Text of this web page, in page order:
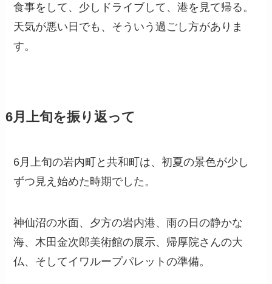
食事をして、少しドライブして、港を見て帰る。
天気が悪い日でも、そういう過ごし方がありま
す。
6月上旬を振り返って
6月上旬の岩内町と共和町は、初夏の景色が少し
ずつ見え始めた時期でした。
神仙沼の水面、夕方の岩内港、雨の日の静かな
海、木田金次郎美術館の展示、帰厚院さんの大
仏、そしてイワループパレットの準備。